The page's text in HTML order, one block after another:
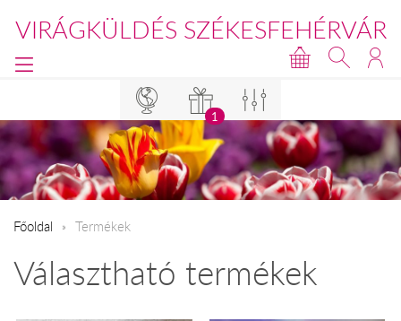
VIRÁGKÜLDÉS SZÉKESFEHÉRVÁR
1
Főoldal Termékek
Választható termékek